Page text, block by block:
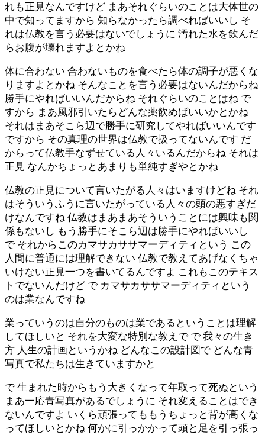
れも正見なんですけど まあそれぐらいのことは大体世の
中で知ってますから 知らなかったら調べればいいし そ
れは仏教を言う必要はないでしょうに 汚れた水を飲んだ
らお腹が壊れますよとかね
体に合わない 合わないものを食べたら体の調子が悪くな
りますよとかね そんなことを言う必要はないんだからね
勝手にやればいいんだからね それぐらいのことはね で
すから まあ風邪引いたらどんな薬飲めばいいかとかね
それはまあそこら辺で勝手に研究してやればいいんです
ですから その真理の世界は仏教で扱ってないんです だ
からって仏教手なずせている人々いるんだからね それは
正見 なんかちょっとあまりも単純すぎやとかね
仏教の正見について言いたがる人々はいますけどね それ
はそういうふうに言いたがっている人々の頭の悪すぎだ
けなんですね 仏教はまあまあそういうことには興味も関
係もないし もう勝手にそこら辺は勝手にやればいいし
で それからこのカマサカササマーディティという この
人間に普通には理解できない 仏教で教えてあげなくちゃ
いけない正見一つを書いてるんですよ これもこのテキス
トでないんだけど で カマサカササマーディティという
のは業なんですね
業っていうのは自分のものは業であるということは理解
してほしいと それを大変な特別な教えで で 我々の生き
方 人生の計画というかね どんなこの設計図で どんな青
写真で私たちは生きていますかと
で 生まれた時からもう大きくなって年取って死ぬという
まあ一応青写真があるでしょうに それ変えることはでき
ないんですよ いくら頑張ってももうちょっと背が高くな
ってほしいとかね 何かに引っかかって頭と足を引っ張っ